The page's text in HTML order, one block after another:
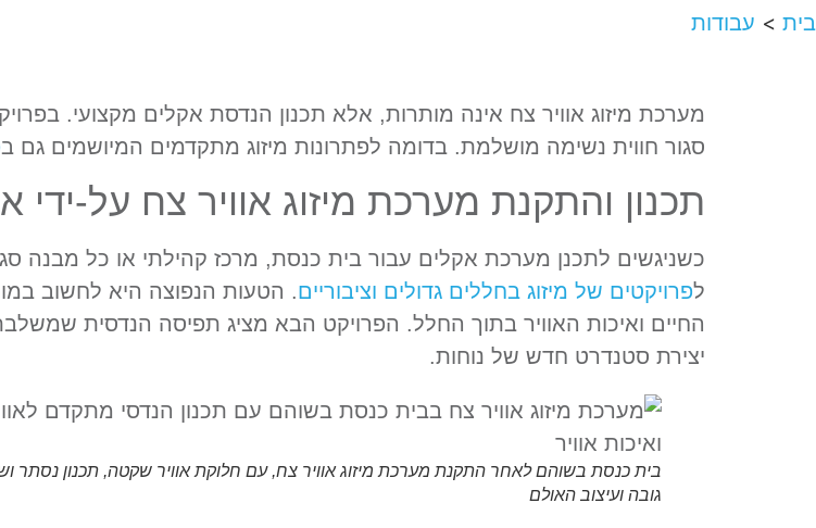
בית > עבודות
סגור חווית נשימה מושלמת. בדומה לפתרונות מיזוג מתקדמים המיושמים גם ב
תכנון והתקנת מערכת מיזוג אוויר צח על-
כשניגשים לתכנן מערכת אקלים עבור בית כנסת, מרכז קהילתי או כל מבנה
לפרויקטים של מיזוג בחללים גדולים וציבוריים. הטעות הנפוצה היא לחשוב
החיים ואיכות האוויר בתוך החלל. הפרויקט הבא מציג תפיסה הנדסית שמשלבת
יצירת סטנדרט חדש של נוחות.
בית כנסת בשוהם לאחר התקנת מערכת מיזוג אוויר צח, עם חלוקת אוויר שקטה, תכנון נסתר
גובה ועיצוב האולם